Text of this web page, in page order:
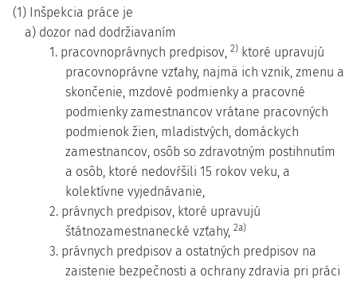
(1) Inšpekcia práce je
a) dozor nad dodržiavaním
1. pracovnoprávnych predpisov, 2) ktoré upravujú
pracovnoprávne vzťahy, najmä ich vznik, zmenu a
skončenie, mzdové podmienky a pracovné
podmienky zamestnancov vrátane pracovných
podmienok žien, mladistvých, domáckych
zamestnancov, osôb so zdravotným postihnutím
a osôb, ktoré nedovŕšili 15 rokov veku, a
kolektívne vyjednávanie,
2. právnych predpisov, ktoré upravujú
štátnozamestnanecké vzťahy, 2a)
3. právnych predpisov a ostatných predpisov na
zaistenie bezpečnosti a ochrany zdravia pri práci